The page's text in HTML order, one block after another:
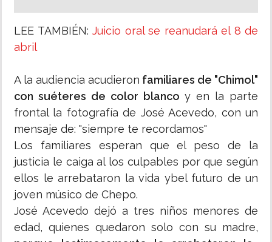
LEE TAMBIÉN: Juicio oral se reanudará el 8 de
abril
A la audiencia acudieron familiares de "Chimol"
con suéteres de color blanco y en la parte
frontal la fotografía de José Acevedo, con un
mensaje de: "siempre te recordamos"
Los familiares esperan que el peso de la
justicia le caiga al los culpables por que según
ellos le arrebataron la vida ybel futuro de un
joven músico de Chepo.
José Acevedo dejó a tres niños menores de
edad, quienes quedaron solo con su madre,